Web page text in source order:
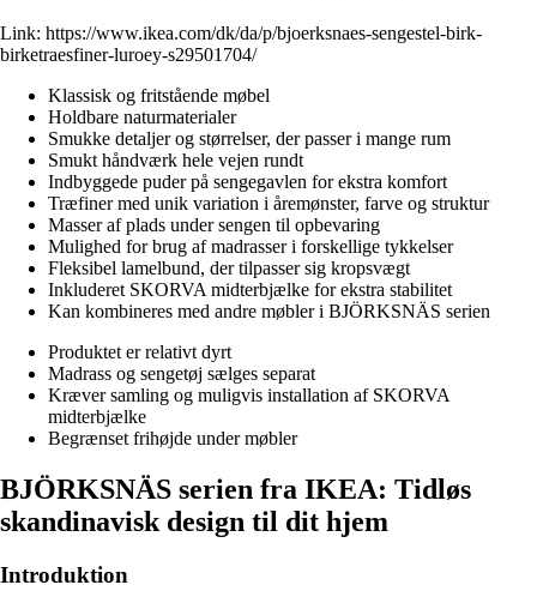
Link: https://www.ikea.com/dk/da/p/bjoerksnaes-sengestel-birk-
birketraesfiner-luroey-s29501704/
Klassisk og fritstående møbel
Holdbare naturmaterialer
Smukke detaljer og størrelser, der passer i mange rum
Smukt håndværk hele vejen rundt
Indbyggede puder på sengegavlen for ekstra komfort
Træfiner med unik variation i åremønster, farve og struktur
Masser af plads under sengen til opbevaring
Mulighed for brug af madrasser i forskellige tykkelser
Fleksibel lamelbund, der tilpasser sig kropsvægt
Inkluderet SKORVA midterbjælke for ekstra stabilitet
Kan kombineres med andre møbler i BJÖRKSNÄS serien
Produktet er relativt dyrt
Madrass og sengetøj sælges separat
Kræver samling og muligvis installation af SKORVA
midterbjælke
Begrænset frihøjde under møbler
BJÖRKSNÄS serien fra IKEA: Tidløs
skandinavisk design til dit hjem
Introduktion